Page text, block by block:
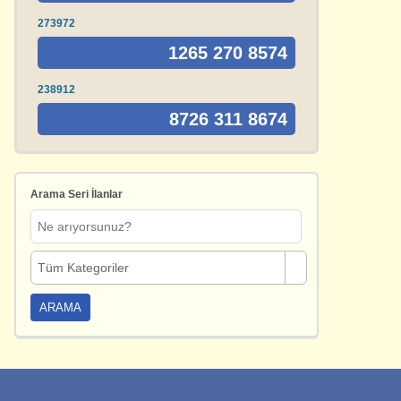
273972
1265 270 8574
238912
8726 311 8674
Arama Seri İlanlar
Tüm Kategoriler